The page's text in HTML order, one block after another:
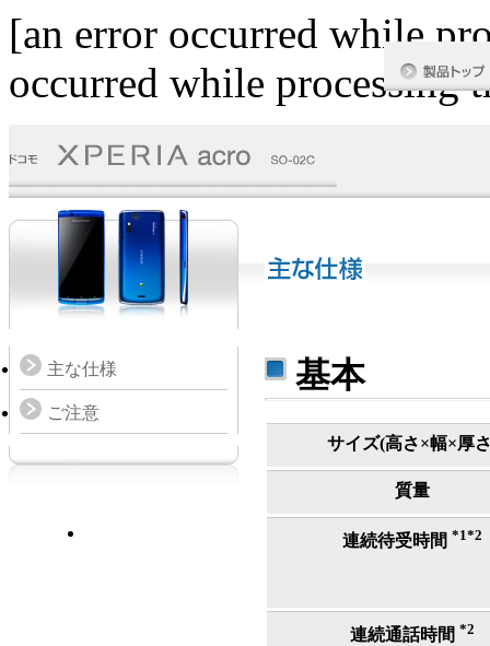
[an error occurred while
occurred while processing
基本
サイズ(高さ×幅×厚
質量
連続待受時間 *1*2
連続通話時間 *2
主な仕様
ご注意